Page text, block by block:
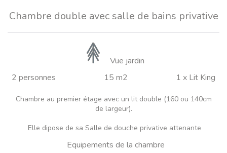
Chambre double avec salle de bains privative
Vue jardin
2 personnes
15 m2 1 x Lit King
Chambre au premier étage avec un lit double (160 ou 140cm
de largeur).
Elle dipose de sa Salle de douche privative attenante
Equipements de la chambre